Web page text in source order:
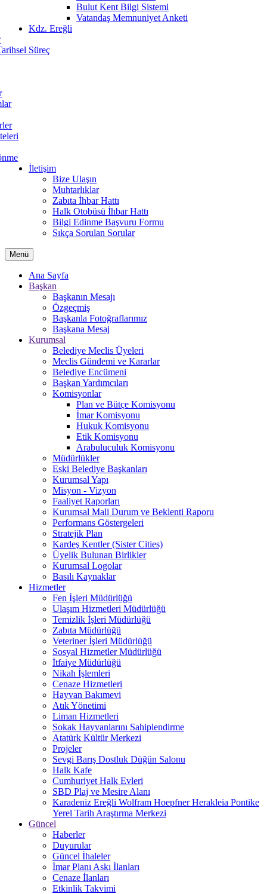
Bulut Kent Bilgi Sistemi
Vatandaş Memnuniyet Anketi
Kdz. Ereğli
Süreç
İletişim
Bize Ulaşın
Muhtarlıklar
Zabıta İhbar Hattı
Halk Otobüsü İhbar Hattı
Bilgi Edinme Başvuru Formu
Sıkça Sorulan Sorular
Menü
Ana Sayfa
Başkan
Başkanın Mesajı
Özgeçmiş
Başkanla Fotoğraflarımız
Başkana Mesaj
Kurumsal
Belediye Meclis Üyeleri
Meclis Gündemi ve Kararlar
Belediye Encümeni
Başkan Yardımcıları
Komisyonlar
Plan ve Bütçe Komisyonu
İmar Komisyonu
Hukuk Komisyonu
Etik Komisyonu
Arabuluculuk Komisyonu
Müdürlükler
Eski Belediye Başkanları
Kurumsal Yapı
Misyon - Vizyon
Faaliyet Raporları
Kurumsal Mali Durum ve Beklenti Raporu
Performans Göstergeleri
Stratejik Plan
Kardeş Kentler (Sister Cities)
Üyelik Bulunan Birlikler
Kurumsal Logolar
Basılı Kaynaklar
Hizmetler
Fen İşleri Müdürlüğü
Ulaşım Hizmetleri Müdürlüğü
Temizlik İşleri Müdürlüğü
Zabıta Müdürlüğü
Veteriner İşleri Müdürlüğü
Sosyal Hizmetler Müdürlüğü
İtfaiye Müdürlüğü
Nikah İşlemleri
Cenaze Hizmetleri
Hayvan Bakımevi
Atık Yönetimi
Liman Hizmetleri
Sokak Hayvanlarını Sahiplendirme
Atatürk Kültür Merkezi
Projeler
Sevgi Barış Dostluk Düğün Salonu
Halk Kafe
Cumhuriyet Halk Evleri
SBD Plaj ve Mesire Alanı
Karadeniz Ereğli Wolfram Hoepfner Herakleia Pontike
Yerel Tarih Araştırma Merkezi
Güncel
Haberler
Duyurular
Güncel İhaleler
İmar Planı Askı İlanları
Cenaze İlanları
Etkinlik Takvimi